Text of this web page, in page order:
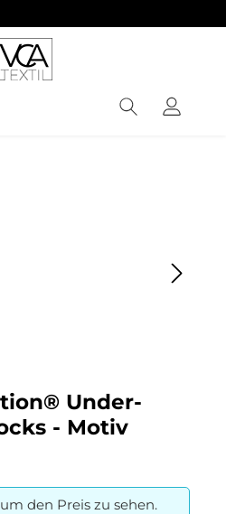
Under-
- Motiv
den Preis zu sehen.